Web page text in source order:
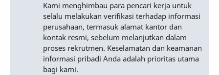
Kami menghimbau para pencari kerja untuk
selalu melakukan verifikasi terhadap informasi
perusahaan, termasuk alamat kantor dan
kontak resmi, sebelum melanjutkan dalam
proses rekrutmen. Keselamatan dan keamanan
informasi pribadi Anda adalah prioritas utama
bagi kami.